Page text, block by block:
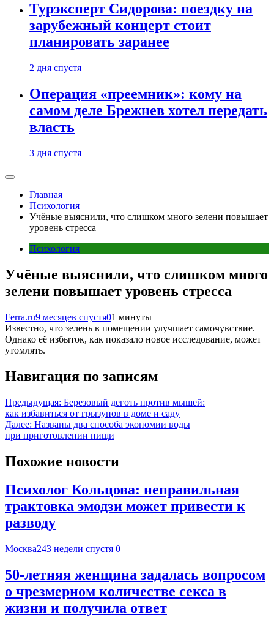
Турэксперт Сидорова: поездку на
зарубежный концерт стоит
планировать заранее
2 дня спустя
Операция «преемник»: кому на
самом деле Брежнев хотел передать
власть
3 дня спустя
Главная
Психология
Учёные выяснили, что слишком много зелени повышает
уровень стресса
Психология
Учёные выяснили, что слишком много
зелени повышает уровень стресса
Ferra.ru9 месяцев спустя01 минуты
Известно, что зелень в помещении улучшает самочувствие.
Однако её избыток, как показало новое исследование, может
утомлять.
Навигация по записям
Предыдущая: Березовый деготь против мышей:
как избавиться от грызунов в доме и саду
Далее: Названы два способа экономии воды
при приготовлении пищи
Похожие новости
Психолог Кольцова: неправильная
трактовка эмодзи может привести к
разводу
Москва243 недели спустя 0
50-летняя женщина задалась вопросом
о чрезмерном количестве секса в
жизни и получила ответ